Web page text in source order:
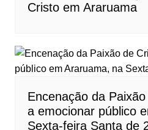
Cristo em Araruama
Encenação da
a emocionar público
Sexta-feira Santa de